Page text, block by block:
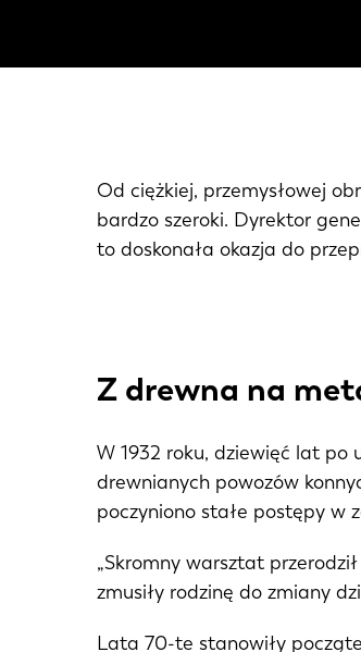
Od ciężkiej, przemysłowej
bardzo szeroki. Dyrektor
to doskonała okazja do
Z drewna na
W 1932 roku, dziewięć lat po
drewnianych powozów
poczyniono stałe postępy w
„Skromny warsztat
zmusiły rodzinę do zmiany
Lata 70-te stanowiły